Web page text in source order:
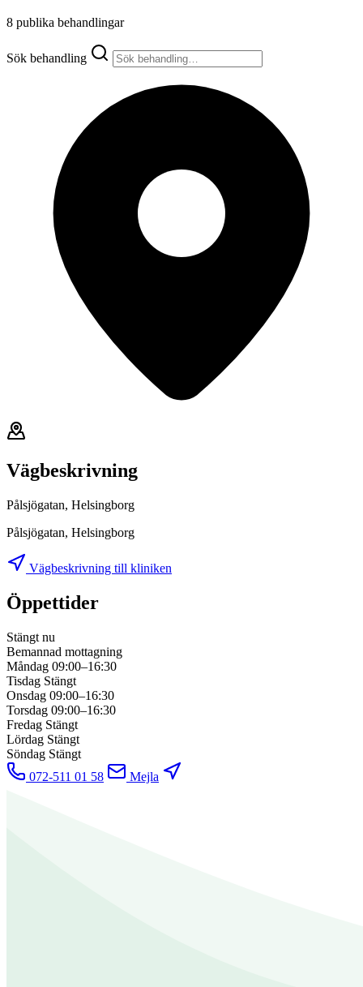
8 publika behandlingar
Sök behandling
Vägbeskrivning
Pålsjögatan, Helsingborg
Pålsjögatan, Helsingborg
Vägbeskrivning till kliniken
Öppettider
Stängt nu
Bemannad mottagning
Måndag 09:00–16:30
Tisdag Stängt
Onsdag 09:00–16:30
Torsdag 09:00–16:30
Fredag Stängt
Lördag Stängt
Söndag Stängt
072-511 01 58
Mejla